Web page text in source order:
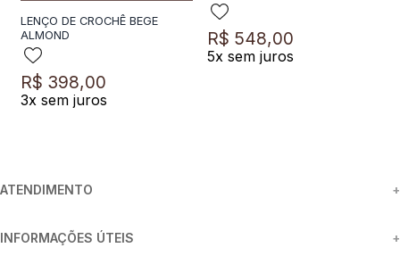
LENÇO DE CROCHÊ BEGE
ALMOND
R$ 398,00
3x sem juros
R$ 548,00
5x sem juros
ATENDIMENTO +
INFORMAÇÕES ÚTEIS +